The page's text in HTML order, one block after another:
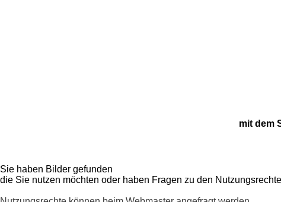
mit dem
Sie haben Bilder gefunden
die Sie nutzen möchten oder haben Fragen zu den